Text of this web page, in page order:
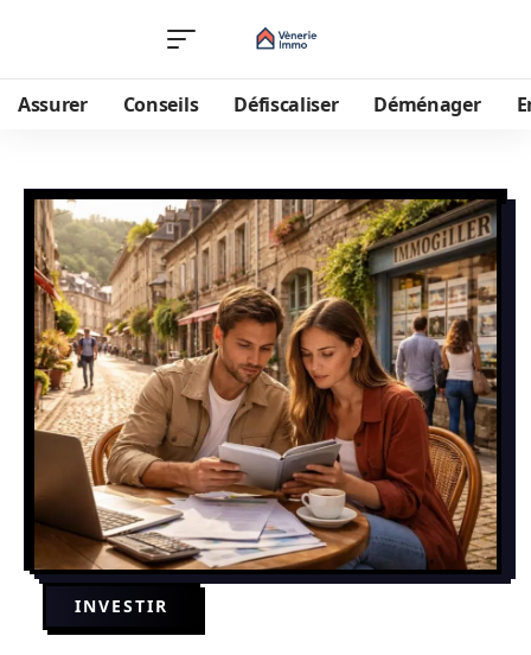
Assurer Conseils Défiscaliser Déménager
INVESTIR